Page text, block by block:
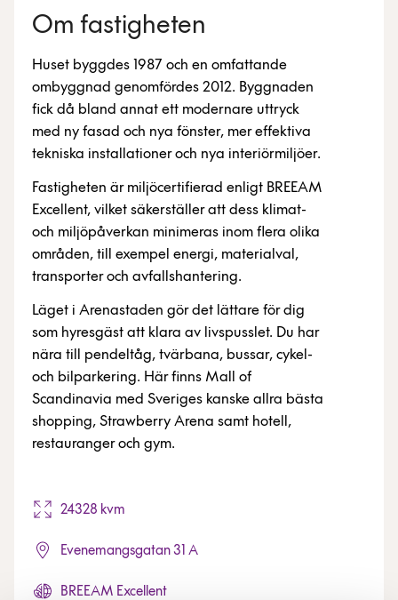
Om fastigheten
Huset byggdes 1987 och en omfattande
ombyggnad genomfördes 2012. Byggnaden
fick då bland annat ett modernare uttryck
med ny fasad och nya fönster, mer effektiva
tekniska installationer och nya interiörmiljöer.
Fastigheten är miljöcertifierad enligt BREEAM
Excellent, vilket säkerställer att dess klimat-
och miljöpåverkan minimeras inom flera olika
områden, till exempel energi, materialval,
transporter och avfallshantering.
Läget i Arenastaden gör det lättare för dig
som hyresgäst att klara av livspusslet. Du har
nära till pendeltåg, tvärbana, bussar, cykel-
och bilparkering. Här finns Mall of
Scandinavia med Sveriges kanske allra bästa
shopping, Strawberry Arena samt hotell,
restauranger och gym.
24328 kvm
Evenemangsgatan 31 A
BREEAM Excellent